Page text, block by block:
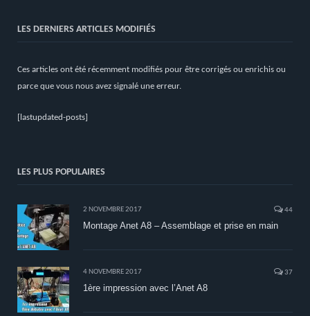
LES DERNIERS ARTICLES MODIFIÉS
Ces articles ont été récemment modifiés pour être corrigés ou enrichis ou
parce que vous nous avez signalé une erreur.
[lastupdated-posts]
LES PLUS POPULAIRES
2 NOVEMBRE 2017 44
Montage Anet A8 – Assemblage et prise en main
4 NOVEMBRE 2017 37
1ère impression avec l’Anet A8